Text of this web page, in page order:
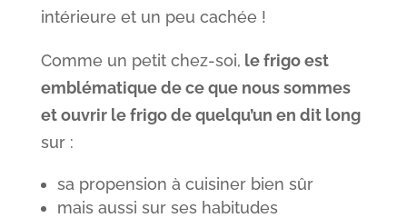
intérieure et un peu cachée !
Comme un petit chez-soi, le frigo est
emblématique de ce que nous sommes
et ouvrir le frigo de quelqu’un en dit long
sur :
sa propension à cuisiner bien sûr
mais aussi sur ses habitudes